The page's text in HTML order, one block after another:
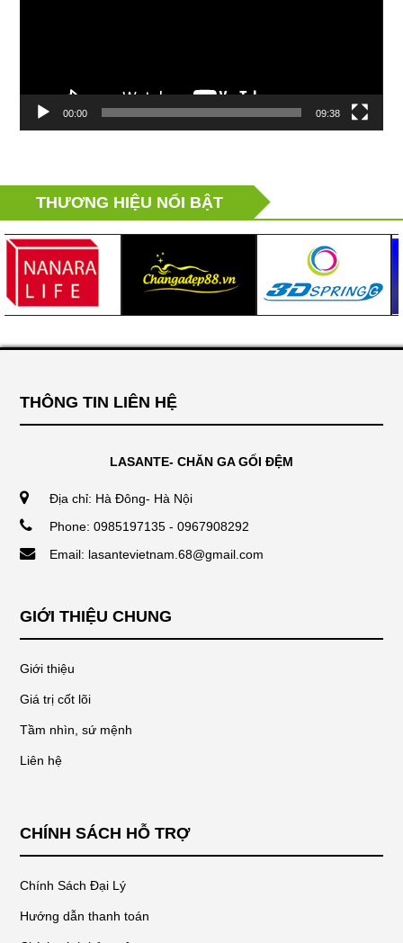
00:00 09:38
THƯƠNG HIỆU NỔI BẬT
THÔNG TIN LIÊN HỆ
LASANTE- CHĂN GA GỐI ĐỆM
Địa chỉ: Hà Đông- Hà Nội
Phone: 0985197135 - 0967908292
Email: lasantevietnam.68@gmail.com
GIỚI THIỆU CHUNG
Giới thiệu
Giá trị cốt lõi
Tầm nhìn, sứ mệnh
Liên hệ
CHÍNH SÁCH HỖ TRỢ
Chính Sách Đại Lý
Hướng dẫn thanh toán